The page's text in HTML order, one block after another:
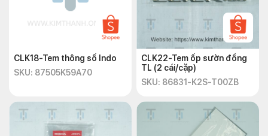
CLK18-Tem thông số Indo
SKU: 87505K59A70
CLK22-Tem ốp sườn đồng
TL (2 cái/cặp)
SKU: 86831-K2S-T00ZB